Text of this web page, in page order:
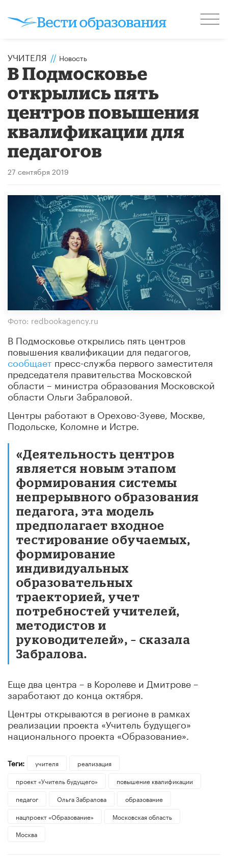
УЧИТЕЛЯ // Новость
В Подмосковье
открылись пять
центров повышения
квалификации для
педагогов
27 сентября 2019
Фото: redbookagency.ru
В Подмосковье открылись пять центров
повышения квалификации для педагогов,
сообщает пресс-служба первого заместителя
председателя правительства Московской
области – министра образования Московской
области Ольги Забраловой.
Центры работают в Орехово-Зуеве, Москве,
Подольске, Коломне и Истре.
«Деятельность центров
является новым этапом
формирования системы
непрерывного образования
педагога, эта модель
предполагает входное
тестирование обучаемых,
формирование
индивидуальных
образовательных
траекторией, учет
потребностей учителей,
методистов и
руководителей», – сказала
Забралова.
Еще два центра – в Королеве и Дмитрове –
заработают до конца октября.
Центры открываются в регионе в рамках
реализации проекта «Учитель будущего»
национального проекта «Образование».
Теги: учителя
реализация
проект «Учитель будущего»
повышение квалификации
педагог
Ольга Забралова
образование
нацпроект «Образование»
Московская область
Москва